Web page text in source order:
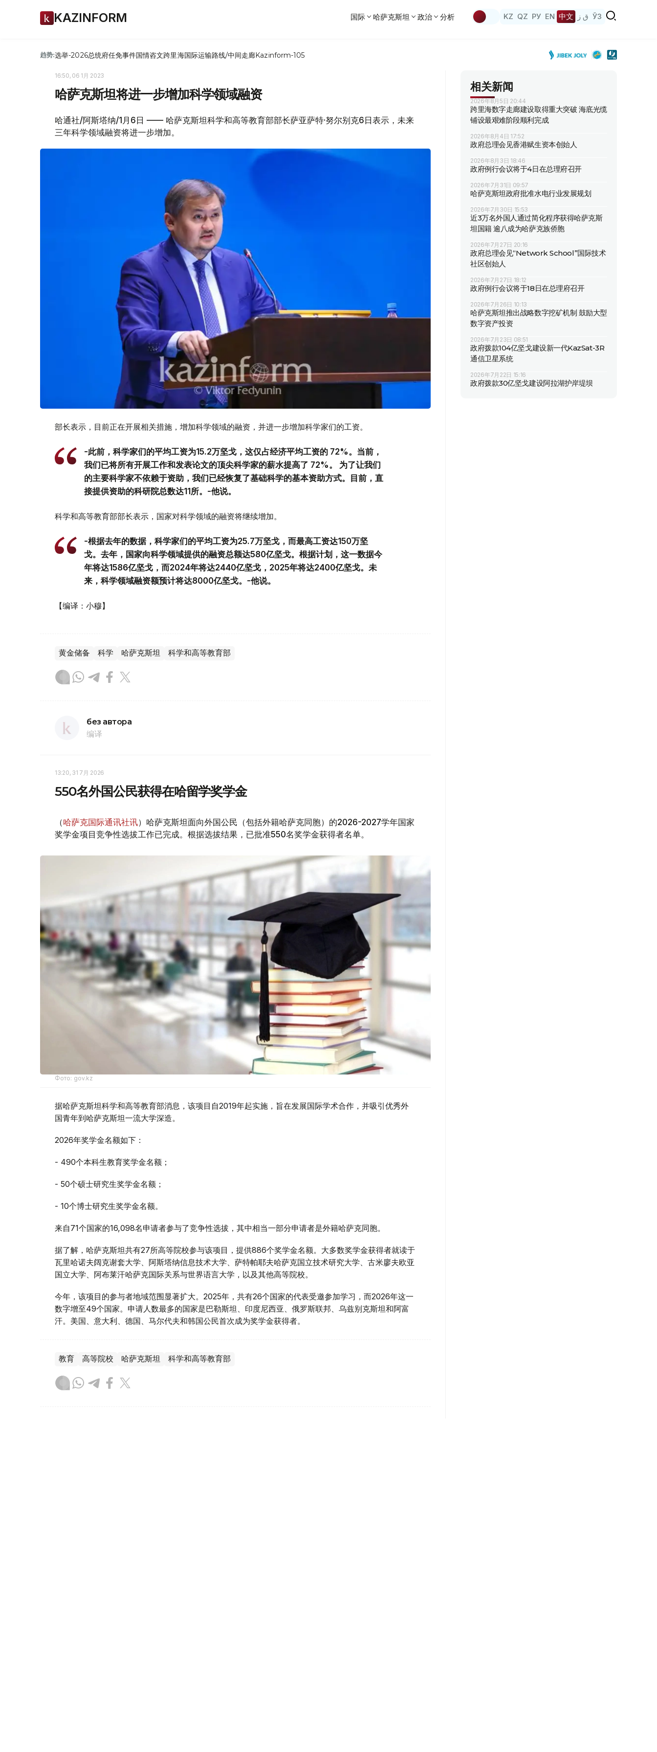
KAZINFORM 国际 哈萨克斯坦 政治 分析 KZ QZ РУ EN 中文 ق ز ЎЗ
趋势:选举-2026总统府任免事件国情咨文跨里海国际运输路线/中间走廊Kazinform-105
16:50, 06 1月 2023
哈萨克斯坦将进一步增加科学领域融资
哈通社/阿斯塔纳/1月6日 —— 哈萨克斯坦科学和高等教育部部长萨亚萨特·努尔别克6日表示，未来
三年科学领域融资将进一步增加。
部长表示，目前正在开展相关措施，增加科学领域的融资，并进一步增加科学家们的工资。
-此前，科学家们的平均工资为15.2万坚戈，这仅占经济平均工资的 72%。当前，
我们已将所有开展工作和发表论文的顶尖科学家的薪水提高了 72%。 为了让我们
的主要科学家不依赖于资助，我们已经恢复了基础科学的基本资助方式。目前，直
接提供资助的科研院总数达11所。-他说。
科学和高等教育部部长表示，国家对科学领域的融资将继续增加。
-根据去年的数据，科学家们的平均工资为25.7万坚戈，而最高工资达150万坚
戈。去年，国家向科学领域提供的融资总额达580亿坚戈。根据计划，这一数据今
年将达1586亿坚戈，而2024年将达2440亿坚戈，2025年将达2400亿坚戈。未
来，科学领域融资额预计将达8000亿坚戈。-他说。
【编译：小穆】
黄金储备 科学 哈萨克斯坦 科学和高等教育部
без автора
编译
13:20, 31 7月 2026
550名外国公民获得在哈留学奖学金
（哈萨克国际通讯社讯）哈萨克斯坦面向外国公民（包括外籍哈萨克同胞）的2026-2027学年国家
奖学金项目竞争性选拔工作已完成。根据选拔结果，已批准550名奖学金获得者名单。
Фото: gov.kz
据哈萨克斯坦科学和高等教育部消息，该项目自2019年起实施，旨在发展国际学术合作，并吸引优秀外
国青年到哈萨克斯坦一流大学深造。
2026年奖学金名额如下：
- 490个本科生教育奖学金名额；
- 50个硕士研究生奖学金名额；
- 10个博士研究生奖学金名额。
来自71个国家的16,098名申请者参与了竞争性选拔，其中相当一部分申请者是外籍哈萨克同胞。
据了解，哈萨克斯坦共有27所高等院校参与该项目，提供886个奖学金名额。大多数奖学金获得者就读于
瓦里哈诺夫阔克谢套大学、阿斯塔纳信息技术大学、萨特帕耶夫哈萨克国立技术研究大学、古米廖夫欧亚
国立大学、阿布莱汗哈萨克国际关系与世界语言大学，以及其他高等院校。
今年，该项目的参与者地域范围显著扩大。2025年，共有26个国家的代表受邀参加学习，而2026年这一
数字增至49个国家。申请人数最多的国家是巴勒斯坦、印度尼西亚、俄罗斯联邦、乌兹别克斯坦和阿富
汗。美国、意大利、德国、马尔代夫和韩国公民首次成为奖学金获得者。
教育 高等院校 哈萨克斯坦 科学和高等教育部
相关新闻
2026年8月5日 20:44
跨里海数字走廊建设取得重大突破 海底光缆
铺设最艰难阶段顺利完成
2026年8月4日 17:52
政府总理会见香港赋生资本创始人
2026年8月3日 18:46
政府例行会议将于4日在总理府召开
2026年7月31日 09:57
哈萨克斯坦政府批准水电行业发展规划
2026年7月30日 15:53
近3万名外国人通过简化程序获得哈萨克斯
坦国籍 逾八成为哈萨克族侨胞
2026年7月27日 20:16
政府总理会见“Network School”国际技术
社区创始人
2026年7月27日 18:12
政府例行会议将于18日在总理府召开
2026年7月26日 10:13
哈萨克斯坦推出战略数字挖矿机制 鼓励大型
数字资产投资
2026年7月23日 08:51
政府拨款104亿坚戈建设新一代KazSat-3R
通信卫星系统
2026年7月22日 15:16
政府拨款30亿坚戈建设阿拉湖护岸堤坝